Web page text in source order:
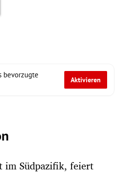
bevorzugte
Aktivieren
im Südpazifik, feiert